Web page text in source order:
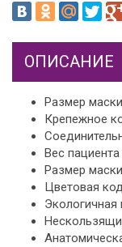
ОПИСАНИЕ
Размер
Крепежное
Вес пациента
Размер
Цветовая